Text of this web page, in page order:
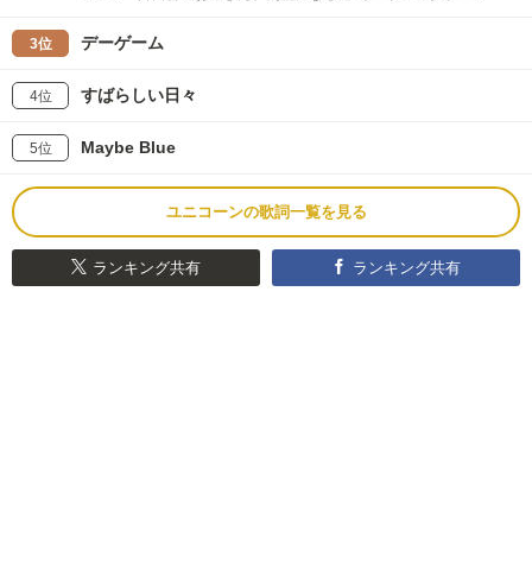
3位 デーゲーム
4位 すばらしい日々
5位 Maybe Blue
ユニコーンの歌詞一覧を見る
ランキング共有 ランキング共有